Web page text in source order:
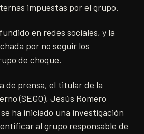
impuestas por el grupo.
en redes sociales, y la
por no seguir los
de choque.
de prensa, el titular de la
(SEGO), Jesús Romero
ha iniciado una investigación
al grupo responsable de